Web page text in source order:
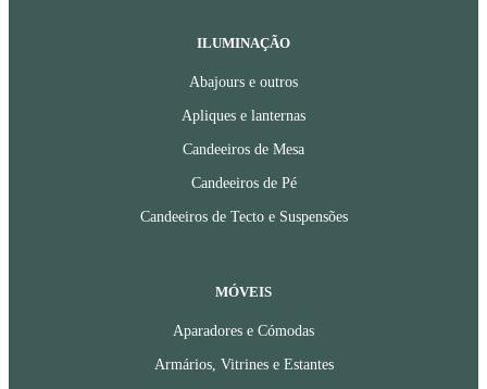
ILUMINAÇÃO
Abajours e outros
Apliques e lanternas
Candeeiros de Mesa
Candeeiros de Pé
Candeeiros de Tecto e Suspensões
MÓVEIS
Aparadores e Cómodas
Armários, Vitrines e Estantes